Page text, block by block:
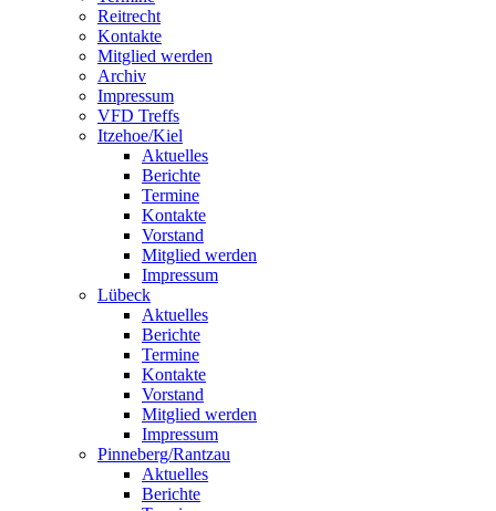
Reitrecht
Kontakte
Mitglied werden
Archiv
Impressum
VFD Treffs
Itzehoe/Kiel
Aktuelles
Berichte
Termine
Kontakte
Vorstand
Mitglied werden
Impressum
Lübeck
Aktuelles
Berichte
Termine
Kontakte
Vorstand
Mitglied werden
Impressum
Pinneberg/Rantzau
Aktuelles
Berichte